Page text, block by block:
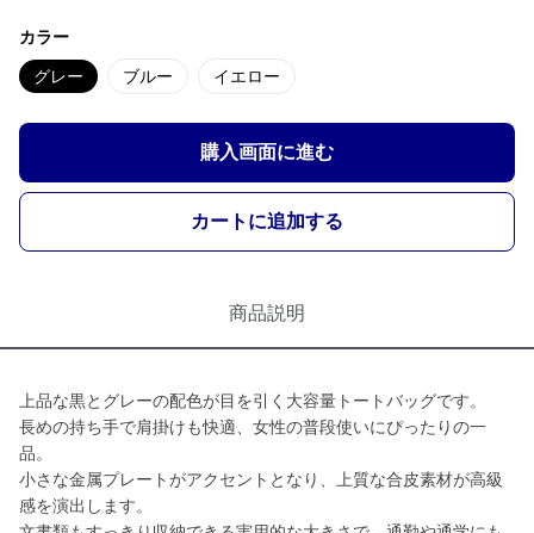
カラー
グレー ブルー イエロー
購入画面に進む
カートに追加する
商品説明
上品な黒とグレーの配色が目を引く大容量トートバッグです。
長めの持ち手で肩掛けも快適、女性の普段使いにぴったりの一
品。
小さな金属プレートがアクセントとなり、上質な合皮素材が高級
感を演出します。